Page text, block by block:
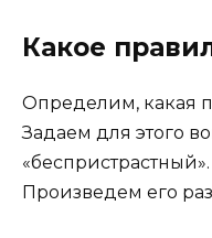
Какое
Определим, какая
Задаем для этого
Произведем его